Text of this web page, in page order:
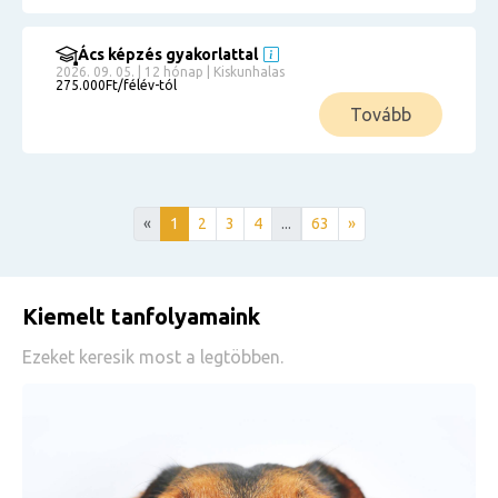
Ács képzés gyakorlattal
2026. 09. 05. | 12 hónap | Kiskunhalas
275.000Ft/félév-tól
Tovább
« 1 2 3 4 ... 63 »
Kiemelt tanfolyamaink
Ezeket keresik most a legtöbben.